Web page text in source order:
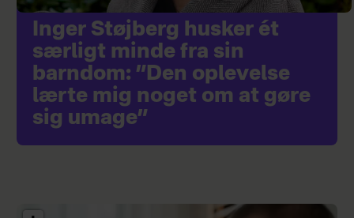
Inger Støjberg husker ét
særligt minde fra sin
barndom: ”Den oplevelse
lærte mig noget om at gøre
sig umage”